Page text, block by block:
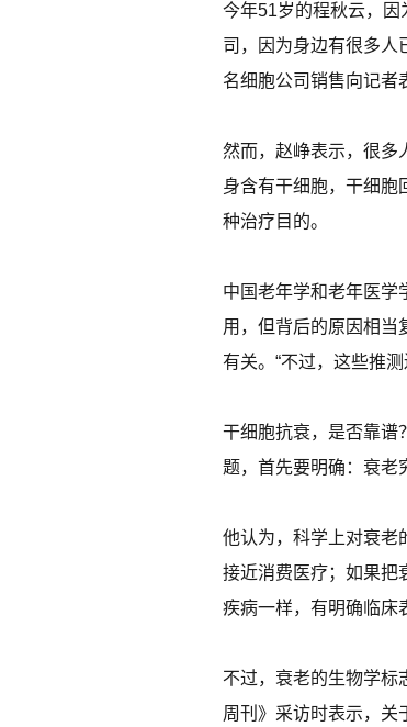
今年51岁的程秋云，
司，因为身边有很多人
名细胞公司销售向记者
然而，赵峥表示，很多
身含有干细胞，干细胞
种治疗目的。
中国老年学和老年医学
用，但背后的原因相当
有关。“不过，这些推
干细胞抗衰，是否靠谱
题，首先要明确：衰老
他认为，科学上对衰老
接近消费医疗；如果把
疾病一样，有明确临床
不过，衰老的生物学标
周刊》采访时表示，关